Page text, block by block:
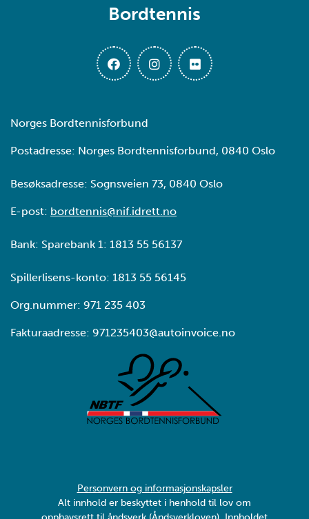
Bordtennis
Norges Bordtennisforbund
Postadresse: Norges Bordtennisforbund, 0840 Oslo
Besøksadresse: Sognsveien 73, 0840 Oslo
E-post: bordtennis@nif.idrett.no
Bank: Sparebank 1: 1813 55 56137
Spillerlisens-konto: 1813 55 56145
Org.nummer: 971 235 403
Fakturaadresse: 971235403@autoinvoice.no
Personvern og informasjonskapsler
Alt innhold er beskyttet i henhold til lov om